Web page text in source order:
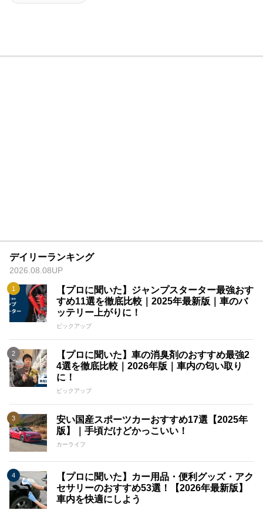
デイリーランキング
2026.08.08UP
【プロに聞いた】ジャンプスターター最強おす
すめ11選を徹底比較｜2025年最新版｜車のバ
ッテリー上がりに！
ピックアップ
【プロに聞いた】車の消臭剤のおすすめ最強2
4選を徹底比較｜2026年版｜車内の匂い取り
に！
ピックアップ
安い国産スポーツカーおすすめ17選【2025年
版】｜手頃だけどかっこいい！
カーライフ
【プロに聞いた】カー用品・便利グッズ・アク
セサリーのおすすめ53選！【2026年最新版】
車内を快適にしよう